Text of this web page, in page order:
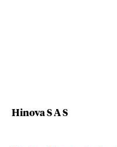
Hinova S A S